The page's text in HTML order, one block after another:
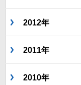
2012年
2011年
2010年